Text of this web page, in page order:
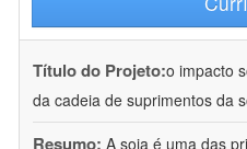
Título do Projeto:o impacto
da cadeia de suprimentos da
Resumo: A soja é uma das